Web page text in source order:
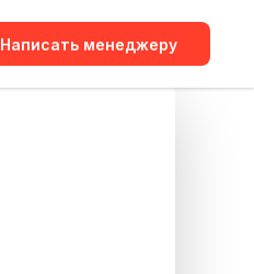
Написать менеджеру